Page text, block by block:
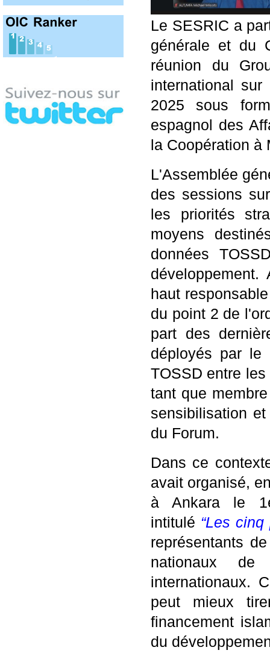
Le SESRIC a
générale et du
réunion du
international
2025 sous
espagnol des
la Coopération à
L'Assemblée
des sessions
les priorités
moyens
données
haut
du point 2 de
part des
déployés par le
TOSSD entre
tant que
sensibilisation
du Forum.
Dans ce
avait organisé,
à Ankara le
intitulé “Les
représentants
nationaux
internationaux.
peut mieux
financement
du